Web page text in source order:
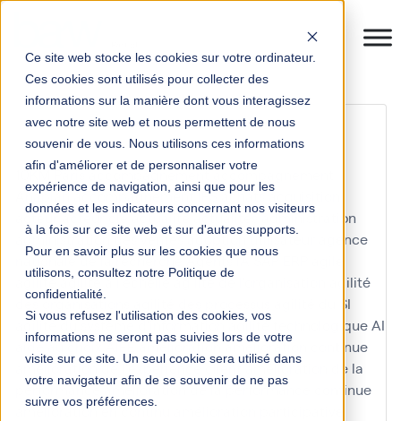
Ce site web stocke les cookies sur votre ordinateur.
Ces cookies sont utilisés pour collecter des
informations sur la manière dont vous interagissez
avec notre site web et nous permettent de nous
souvenir de vous. Nous utilisons ces informations
afin d'améliorer et de personnaliser votre
expérience de navigation, ainsi que pour les
données et les indicateurs concernant nos visiteurs
à la fois sur ce site web et sur d'autres supports.
Pour en savoir plus sur les cookies que nous
utilisons, consultez notre Politique de
confidentialité.
Si vous refusez l'utilisation des cookies, vos
informations ne seront pas suivies lors de votre
visite sur ce site. Un seul cookie sera utilisé dans
votre navigateur afin de se souvenir de ne pas
suivre vos préférences.
ERP multi-sites
10KM Paris accompagnementaccompagnement
Anaplan accompagnement IFSachatsacquisition
acteuracteur clé actualité actualitésadministration
administration des ventesadoption utilisateur
agence
nationale de la rechercheAgents IA SAP ERP
agilité agilité à l'échelle agilité de l'organisation
agilité
des organisations
agilité du SI
agilité du système d'information agilité technologiqueAI
aide au choix AIFE amélioration amélioration continue
amélioration de l'expérience client amélioration de la
performanceamélioration de la performance continue
amélioration en continu